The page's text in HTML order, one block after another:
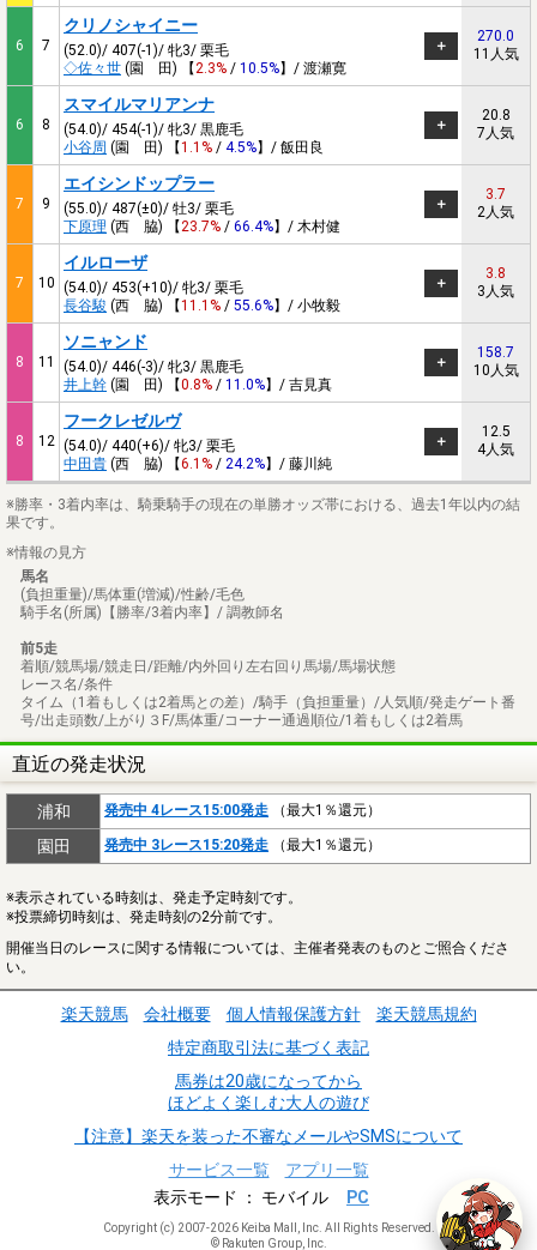
6 7
クリノシャイニー
(52.0)/ 407(-1)/ 牝3/ 栗毛
◇佐々世 (園 田) 【2.3% / 10.5%】/ 渡瀬寛
270.0
11人気
6 8
スマイルマリアンナ
(54.0)/ 454(-1)/ 牝3/ 黒鹿毛
小谷周 (園 田) 【1.1% / 4.5%】/ 飯田良
20.8
7人気
7 9
エイシンドップラー
(55.0)/ 487(±0)/ 牡3/ 栗毛
下原理 (西 脇) 【23.7% / 66.4%】/ 木村健
3.7
2人気
7 10
イルローザ
(54.0)/ 453(+10)/ 牝3/ 栗毛
長谷駿 (西 脇) 【11.1% / 55.6%】/ 小牧毅
3.8
3人気
8 11
ソニャンド
(54.0)/ 446(-3)/ 牝3/ 黒鹿毛
井上幹 (園 田) 【0.8% / 11.0%】/ 吉見真
158.7
10人気
8 12
フークレゼルヴ
(54.0)/ 440(+6)/ 牝3/ 栗毛
中田貴 (西 脇) 【6.1% / 24.2%】/ 藤川純
12.5
4人気
※勝率・3着内率は、騎乗騎手の現在の単勝オッズ帯における、過去1年以内の結
果です。
※情報の見方
馬名
(負担重量)/馬体重(増減)/性齢/毛色
騎手名(所属)【勝率/3着内率】/ 調教師名
前5走
着順/競馬場/競走日/距離/内外回り左右回り馬場/馬場状態
レース名/条件
タイム（1着もしくは2着馬との差）/騎手（負担重量）/人気順/発走ゲート番
号/出走頭数/上がり３F/馬体重/コーナー通過順位/1着もしくは2着馬
直近の発走状況
浦和 発売中 4レース15:00発走 （最大1％還元）
園田 発売中 3レース15:20発走 （最大1％還元）
※表示されている時刻は、発走予定時刻です。
※投票締切時刻は、発走時刻の2分前です。
開催当日のレースに関する情報については、主催者発表のものとご照合くださ
い。
楽天競馬 会社概要 個人情報保護方針
楽天競馬規約
特定商取引法に基づく表記
馬券は20歳になってから
ほどよく楽しむ大人の遊び
【注意】楽天を装った不審なメールやSMSについて
サービス一覧
アプリ一覧
表示モード
モバイル PC
Copyright (c) 2007-2026 Keiba Mall, Inc. All Rights Reserved.
© Rakuten Group, Inc.